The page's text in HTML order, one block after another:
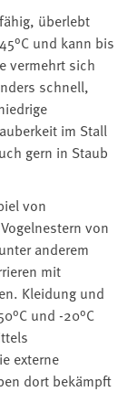
überlebt
und kann bis
vermehrt sich
schnell,
im Stall
gern in Staub
von
von
anderem
mit
Kleidung und
und -20°C
externe
dort bekämpft